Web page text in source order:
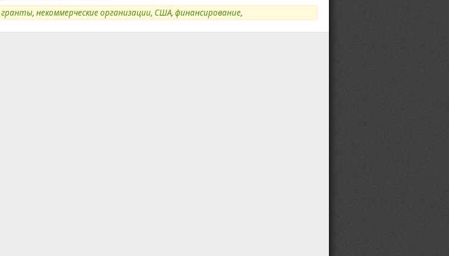
гранты, некоммерческие организации, США, финансирование,